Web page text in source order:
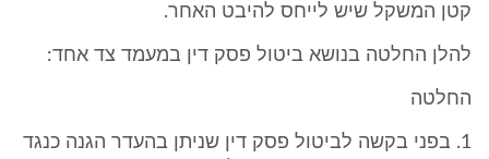
קטן המשקל שיש לייחס להיבט האחר.
להלן החלטה בנושא ביטול פסק דין במעמד צד אחד:
החלטה
1. בפני בקשה לביטול פסק דין שניתן בהעדר הגנה כנגד